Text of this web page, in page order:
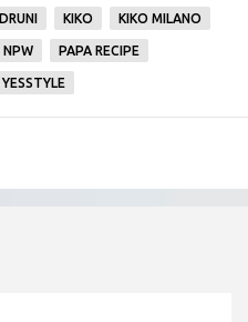
DRUNI KIKO KIKO MILANO
NPW PAPA RECIPE
YESSTYLE